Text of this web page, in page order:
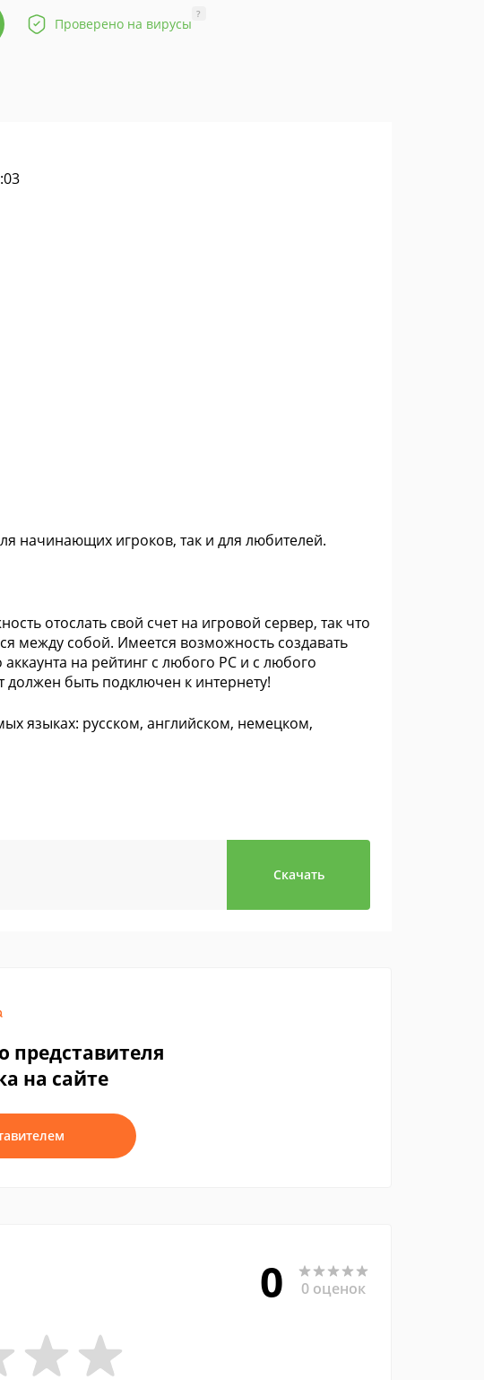
Проверено на вирусы
?
начинающих игроков, так и для любителей.
отослать свой счет на игровой сервер, так что
между собой. Имеется возможность создавать
на рейтинг с любого PC и с любого
быть подключен к интернету!
языках: русском, английском, немецком,
Скачать
представителя
на сайте
0 0 оценок